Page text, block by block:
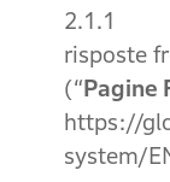
2.1.1
risposte
(“ Pagine
https://
system/